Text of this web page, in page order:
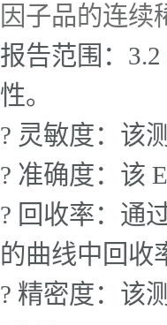
因子品的连续
报告范围：
性。
? 灵敏度：该
? 准确度：该
? 回收率：通
的曲线中回收
? 精密度：该